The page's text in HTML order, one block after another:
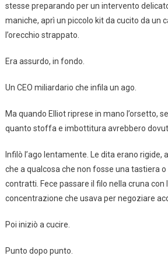
stesse preparando per un intervento
maniche, aprì un piccolo kit da cucito da un
l’orecchio strappato.
Era assurdo, in fondo.
Un CEO miliardario che infila un ago.
Ma quando Elliot riprese in mano l’orsetto,
quanto stoffa e imbottitura avrebbero
Infilò l’ago lentamente. Le dita erano
che a qualcosa che non fosse una tastiera
contratti. Fece passare il filo nella cruna con
concentrazione che usava per negoziare
Poi iniziò a cucire.
Punto dopo punto.